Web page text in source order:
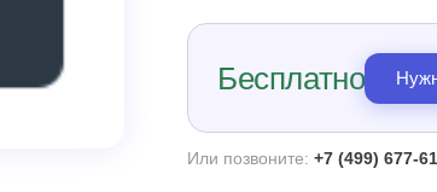
Бесплатно
Или позвоните: +7 (499) 677-